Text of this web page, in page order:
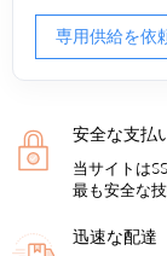
専用供給を依
安全な支払
当サイトは
最も安全な
迅速な配達